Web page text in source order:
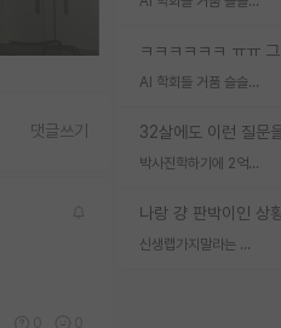
AI 학회들 거품 슬슬 지적이 나오네요
32살에도 이런 질문
박사진학하기에 2억은 괜찮은 (?) 정도의 경제력인가요
나랑 걍 판박이인 상
신생랩가지말라는 이유가 있었구나
댓글쓰기